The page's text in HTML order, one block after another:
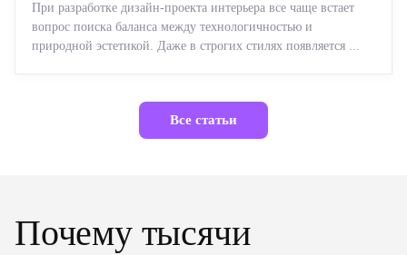
При разработке дизайн-проекта интерьера все чаще встает
вопрос поиска баланса между технологичностью и
природной эстетикой. Даже в строгих стилях появляется ...
Все статьи
Почему тысячи